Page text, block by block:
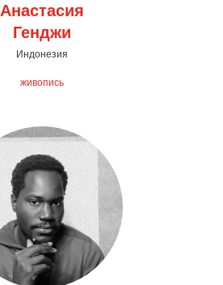
Анастасия
Генджи
Индонезия
живопись